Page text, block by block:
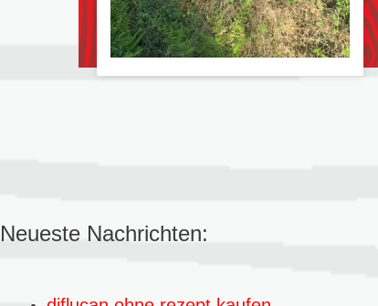
Neueste Nachrichten: